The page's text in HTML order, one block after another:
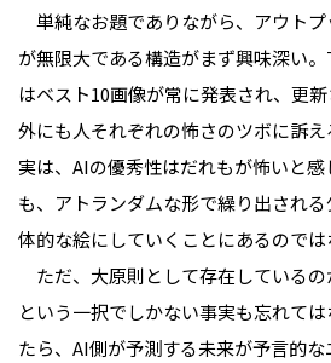
単純なお題でありながら、アウト
が無限大である構造がまず興味深い
はベスト10画像が常に発表され、更
外にも人それぞれの怖さのツボに訴え
実は、AIの優秀性はだれもが怖いと
も、アトランダムな形で繰り出され
体的な絵にしていくことにあるのでは
ただ、大原則として存在している
という一択でしかない事実も忘れて
たら、AI側が予測する未来が予言的